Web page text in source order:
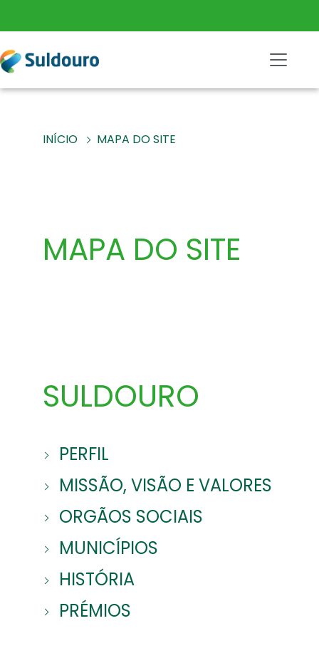
INÍCIO MAPA DO SITE
MAPA DO SITE
SULDOURO
PERFIL
MISSÃO, VISÃO E VALORES
ORGÃOS SOCIAIS
MUNICÍPIOS
HISTÓRIA
PRÉMIOS